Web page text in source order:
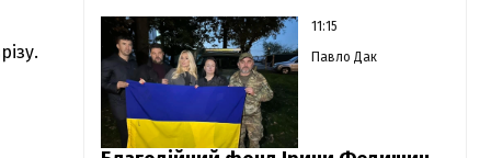
11:15
Павло Дак